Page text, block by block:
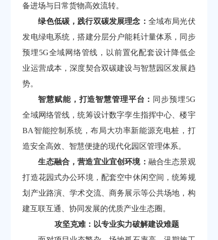
备进场与日常货物高效流转。
绿色低碳，践行双碳发展理念： 全域布局光伏
发电绿电系统，搭建分层分户能耗计量体系，同步
预埋5G全域网络管线，以前置化配套设计降低企
业运营成本，深度契合双碳建设与智慧园区发展趋
势。
智慧赋能，打造智慧管理平台：
同步预埋5G
全域网络管线，统筹设计数字孪生指挥中心、楼宇
BA智能控制系统，布局大功率新能源充电桩，打
造安全高效、智慧便捷的现代化园区管理体系。
生态融合，营造宜业宜创环境： 融合生态景观
打造花园式办公环境，配套空中休闲空间，统筹规
划产业路演、学术交流、商务展示等公共场地，构
建互联互通、协同发展的优质产业生态圈。
攻坚克难：以专业实力破解建设难题